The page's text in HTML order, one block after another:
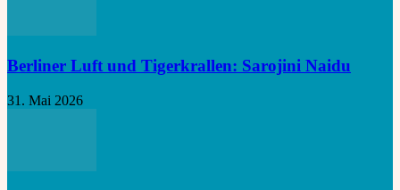
Berliner Luft und Tigerkrallen: Sarojini Naidu
31. Mai 2026